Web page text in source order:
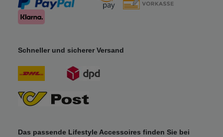
Schneller und sicherer Versand
Das passende Lifestyle Accessoires finden Sie bei